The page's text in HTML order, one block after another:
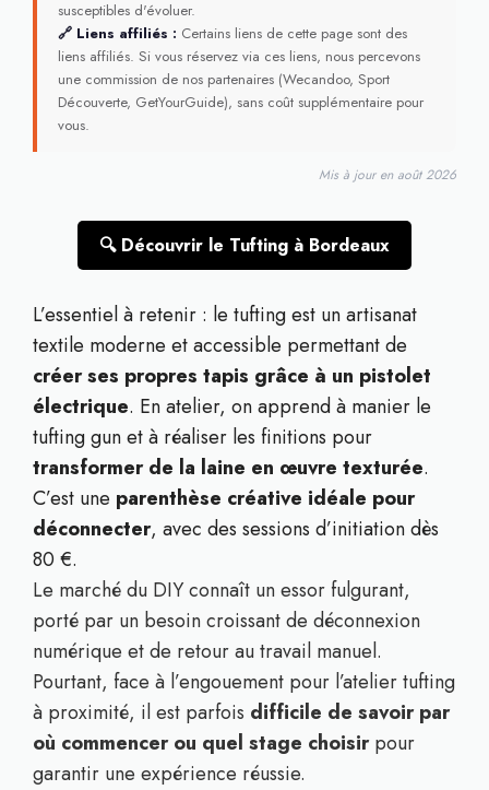
susceptibles d'évoluer.
🔗 Liens affiliés : Certains liens de cette page sont des
liens affiliés. Si vous réservez via ces liens, nous percevons
une commission de nos partenaires (Wecandoo, Sport
Découverte, GetYourGuide), sans coût supplémentaire pour
vous.
Mis à jour en août 2026
🔍 Découvrir le Tufting à Bordeaux
L’essentiel à retenir : le tufting est un artisanat
textile moderne et accessible permettant de
créer ses propres tapis grâce à un pistolet
électrique. En atelier, on apprend à manier le
tufting gun et à réaliser les finitions pour
transformer de la laine en œuvre texturée.
C’est une parenthèse créative idéale pour
déconnecter, avec des sessions d’initiation dès
80 €.
Le marché du DIY connaît un essor fulgurant,
porté par un besoin croissant de déconnexion
numérique et de retour au travail manuel.
Pourtant, face à l’engouement pour l’atelier tufting
à proximité, il est parfois difficile de savoir par
où commencer ou quel stage choisirpour
garantir une expérience réussie.